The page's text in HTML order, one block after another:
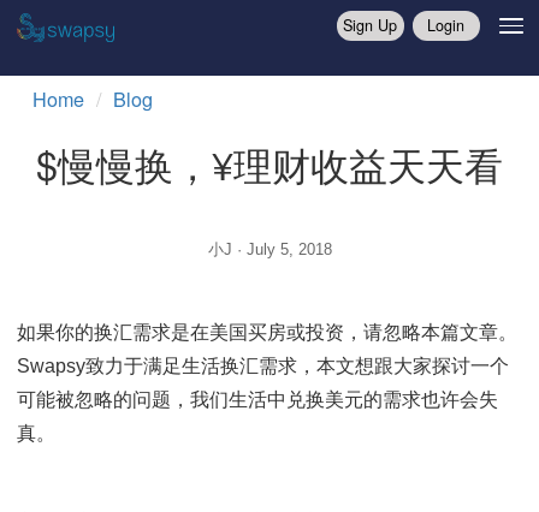
Login
Sign Up
Home Blog
$慢慢换，¥理财收益天天
如果你的换汇需求是在美国买房或投资，请忽略本篇文
Swapsy致力于满足生活换汇需求，本文想跟大家探讨
可能被忽略的问题，我们生活中兑换美元的需求也许会